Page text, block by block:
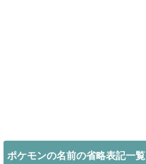
ポケモンの名前の省略表記一覧